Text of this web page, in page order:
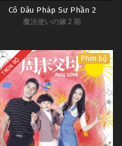
Cô Dâu Pháp Sư Phần 2
魔法使いの嫁 2 期
TRỌN BỘ Phim bộ